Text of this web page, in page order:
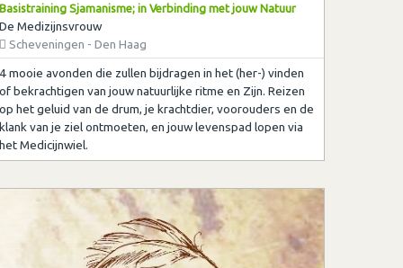
Basistraining Sjamanisme; in Verbinding met jouw Natuur
De Medizijnsvrouw
Scheveningen - Den Haag
4 mooie avonden die zullen bijdragen in het (her-) vinden
of bekrachtigen van jouw natuurlijke ritme en Zijn. Reizen
op het geluid van de drum, je krachtdier, voorouders en de
klank van je ziel ontmoeten, en jouw levenspad lopen via
het Medicijnwiel.